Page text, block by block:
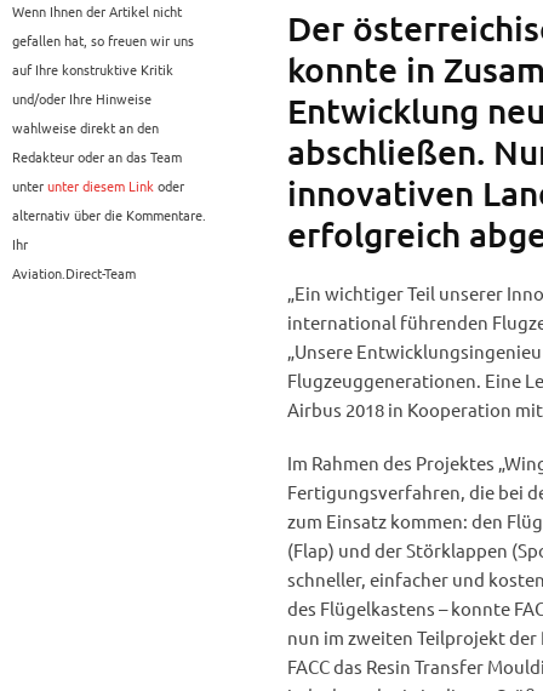
Wenn Ihnen der Artikel nicht
gefallen hat, so freuen wir uns
auf Ihre konstruktive Kritik
und/oder Ihre Hinweise
wahlweise direkt an den
Redakteur oder an das Team
unterunter diesem Linkoder
alternativ über die Kommentare.
Ihr
Aviation.Direct-Team
Der
konnte in
Entwicklung
abschließen.
innovativen
erfolgreich
„Ein wichtiger Teil unserer
international führenden
„Unsere
Flugzeuggenerationen. Eine
Airbus 2018 in Kooperation
Im Rahmen des Projektes
Fertigungsverfahren, die bei
zum Einsatz kommen: den
(Flap) und der Störklappen
schneller, einfacher und
des Flügelkastens – konnte
nun im zweiten Teilprojekt
FACC das Resin Transfer